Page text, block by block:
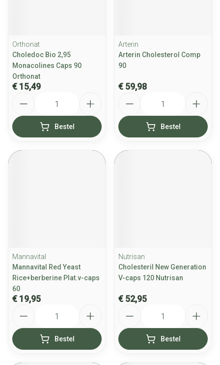
Orthonat
Choledoc Bio 2,95
Monacolines Caps 90
Orthonat
€ 15,49
Bestel
Arterin
Arterin Cholesterol Comp
90
€ 59,98
Bestel
Mannavital
Mannavital Red Yeast
Rice+berberine Plat.v-caps
60
€ 19,95
Bestel
Nutrisan
Cholesteril New Generation
V-caps 120 Nutrisan
€ 52,95
Bestel